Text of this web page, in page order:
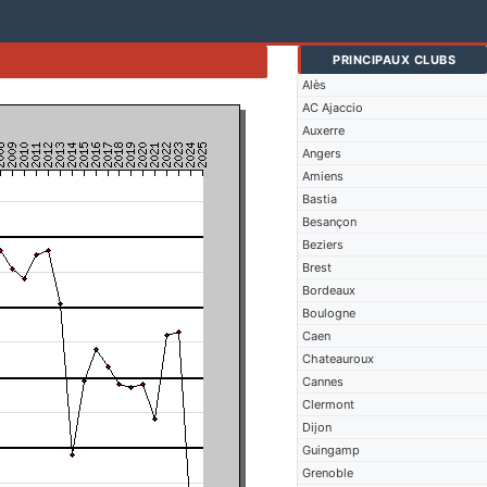
PRINCIPAUX CLUBS
Alès
AC Ajaccio
Auxerre
Angers
Amiens
Bastia
Besançon
Beziers
Brest
Bordeaux
Boulogne
Caen
Chateauroux
Cannes
Clermont
Dijon
Guingamp
Grenoble